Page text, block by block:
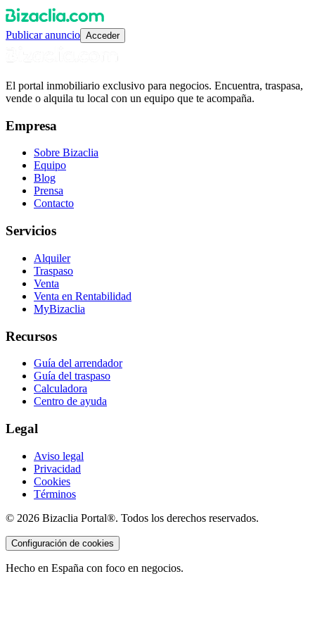
Publicar anuncio Acceder
El portal inmobiliario exclusivo para negocios. Encuentra, traspasa,
vende o alquila tu local con un equipo que te acompaña.
Empresa
Sobre Bizaclia
Equipo
Blog
Prensa
Contacto
Servicios
Alquiler
Traspaso
Venta
Venta en Rentabilidad
MyBizaclia
Recursos
Guía del arrendador
Guía del traspaso
Calculadora
Centro de ayuda
Legal
Aviso legal
Privacidad
Cookies
Términos
© 2026 Bizaclia Portal®. Todos los derechos reservados.
Configuración de cookies
Hecho en España con foco en negocios.